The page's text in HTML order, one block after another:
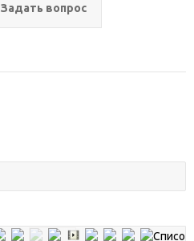
Задать вопрос